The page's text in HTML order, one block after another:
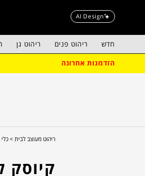
AI Design
חדש ריהוט פנים ריהוט גן
הזדמנות אחרונה
ריהוט מעוצב לבית >